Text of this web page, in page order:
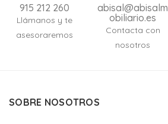
915 212 260
Llámanos y te
asesoraremos
abisal@abisalm
obiliario.es
Contacta con
nosotros
SOBRE NOSOTROS